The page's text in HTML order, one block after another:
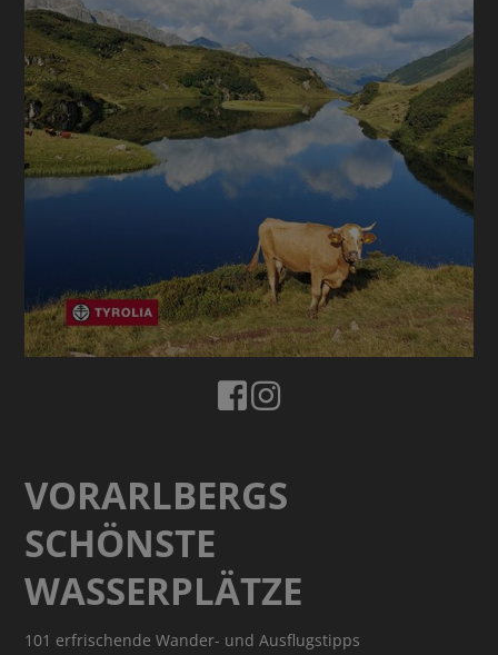
VORARLBERGS
SCHÖNSTE
WASSERPLÄTZE
101 erfrischende Wander- und Ausflugstipps